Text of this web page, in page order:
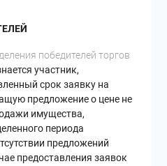
победителей торгов
участник,
срок заявку на
предложение о цене не
имущества,
периода
предложений
предоставления заявок